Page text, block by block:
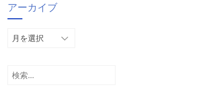
リ
ー
アーカイブ
ア
イ
検